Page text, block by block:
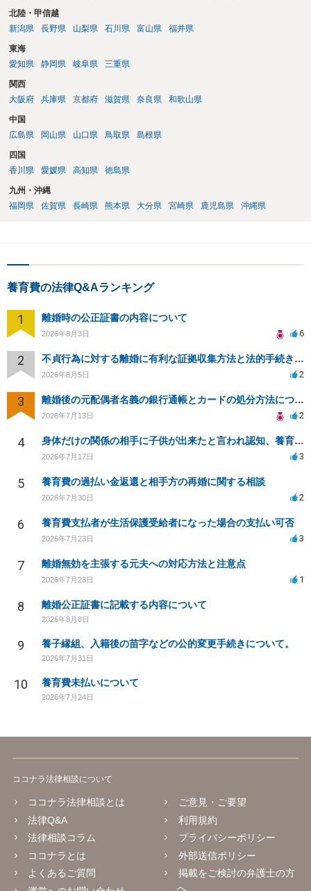
北陸・甲信越
新潟県
長野県 山梨県 石川県 富山県 福井県
東海
愛知県
静岡県 岐阜県 三重県
関西
大阪府
兵庫県 京都府 滋賀県 奈良県 和歌山県
中国
広島県
岡山県 山口県 鳥取県 島根県
四国
香川県
愛媛県 高知県 徳島県
九州・沖縄
福岡県
佐賀県 長崎県 熊本県 大分県 宮崎県 鹿児島県 沖縄県
養育費の法律Q&Aランキング
1 離婚時の公正証書の内容について
2026年8月3日 6
2 不貞行為に対する離婚に有利な証拠収集方法と法的手続きについて
2026年8月5日 2
3 離婚後の元配偶者名義の銀行通帳とカードの処分方法について
2026年7月13日 2
4 身体だけの関係の相手に子供が出来たと言われ認知、養育費を要求されているが自身の子供か分からない
2026年7月17日 3
5 養育費の過払い金返還と相手方の再婚に関する相談
2026年7月30日 2
6 養育費支払者が生活保護受給者になった場合の支払い可否
2026年7月23日 3
7 離婚無効を主張する元夫への対応方法と注意点
2026年7月23日 1
8 離婚公正証書に記載する内容について
2026年8月8日
9 養子縁組、入籍後の苗字などの公的変更手続きについて。
2026年7月31日
10 養育費未払いについて
2026年7月24日
ココナラ法律相談について
ココナラ法律相談とは
法律Q&A
法律相談コラム
ココナラとは
よくあるご質問
ご意見・ご要望
利用規約
プライバシーポリシー
外部送信ポリシー
掲載をご検討の弁護士の方
へ